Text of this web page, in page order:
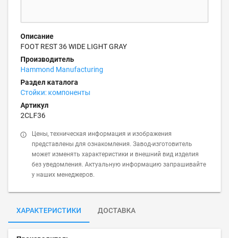
Описание
FOOT REST 36 WIDE LIGHT GRAY
Производитель
Hammond Manufacturing
Раздел каталога
Стойки: компоненты
Артикул
2CLF36
Цены, техническая информация и изображения
представлены для ознакомления. Завод-изготовитель
может изменять характеристики и внешний вид изделия
без уведомления. Актуальную информацию запрашивайте
у наших менеджеров.
ХАРАКТЕРИСТИКИ ДОСТАВКА